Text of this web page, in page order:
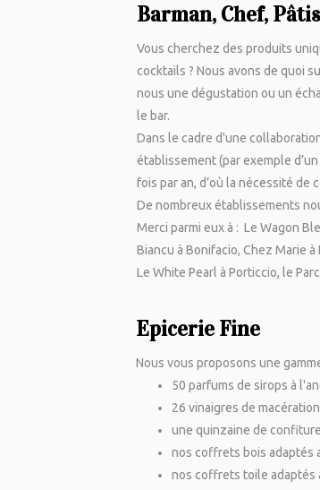
Barman, Chef,
Vous cherchez des produits
cocktails ? Nous avons de quoi
nous une dégustation ou un
le bar.
Dans le cadre d'une
établissement (par exemple
fois par an, d’où la nécessité de
De nombreux établissements
Merci parmi eux à : Le Wagon
Biancu à Bonifacio, Chez Marie
Le White Pearl à Porticcio, le
Epicerie Fine
Nous vous proposons une
50 parfums de sirops à
26 vinaigres de
une quinzaine de
nos coffrets bois adaptés
nos coffrets toile adaptés